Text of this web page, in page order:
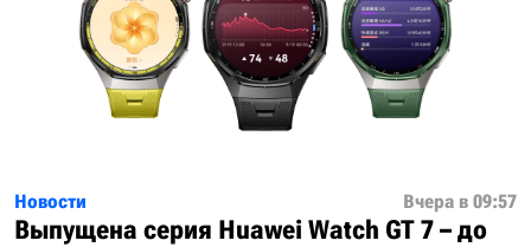
Новости Вчера в 09:57
Выпущена серия Huawei Watch GT 7 – до